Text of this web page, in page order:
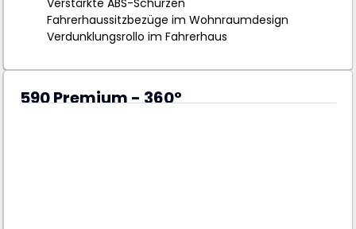
Verstärkte ABS-Schürzen
Fahrerhaussitzbezüge im Wohnraumdesign
Verdunklungsrollo im Fahrerhaus
590 Premium - 360°